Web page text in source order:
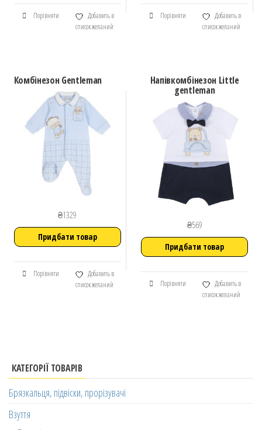
Порівняти
Добавить в
список желаний
Порівняти
Добавить в
список желаний
Комбінезон Gentleman
₴1329
Придбати товар
Порівняти
Добавить в
список желаний
Напівкомбінезон Little
gentleman
₴569
Придбати товар
Порівняти
Добавить в
список желаний
КАТЕГОРІЇ ТОВАРІВ
Брязкальця, підвіски, прорізувачі
Взуття